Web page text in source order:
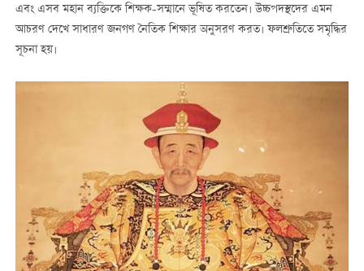
এবং এসব মহান ব্যক্তিকে শিক্ষক-সম্মানে ভূষিত করতেন। উচ্চপদস্থদের এমন
আচরণ দেখে সাধারণ জনগণ নৈতিক শিক্ষার অনুসরণ করত। ফলশ্রুতিতে সমৃদ্ধির
সূচনা হয়।